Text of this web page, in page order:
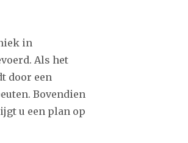
in
Als het
door een
Bovendien
u een plan op